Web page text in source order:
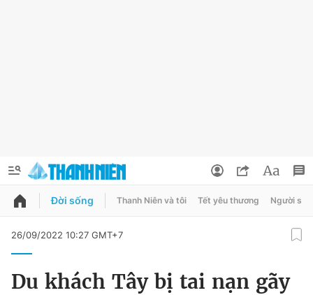
QUẢNG CÁO ĐẶT BÁO
Đổi mật khẩu
Đời sống Thanh Niên và tôi Tết yêu thương Người
26/09/2022 10:27 GMT+7
Du khách Tây bị tai nạn gãy